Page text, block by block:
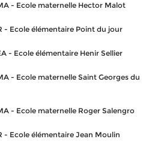
- Ecole maternelle Hector Malot
- Ecole élémentaire Point du jour
- Ecole élémentaire Henir Sellier
- Ecole maternelle Saint Georges du
- Ecole maternelle Roger Salengro
- Ecole élémentaire Jean Moulin